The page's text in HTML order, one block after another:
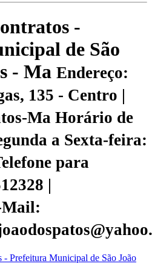
-
de São
- Ma Endereço:
135 - Centro |
Ma Horário de
a Sexta-feira:
para
|
- Prefeitura Municipal de São João